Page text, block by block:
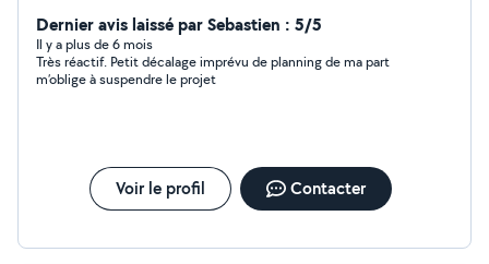
Dernier avis laissé par Sebastien : 5/5
Il y a plus de 6 mois
Très réactif. Petit décalage imprévu de planning de ma part
m’oblige à suspendre le projet
Voir le profil Contacter